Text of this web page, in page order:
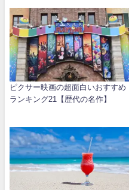
ピクサー映画の超面白いおすすめ
ランキング21【歴代の名作】